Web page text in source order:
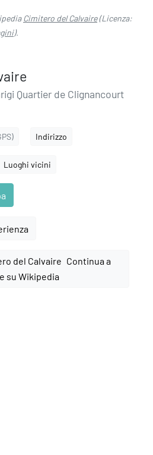
Cimitero del Calvaire(Licenza:
).
Quartier de Clignancourt
Indirizzo
Luoghi vicini
Continua a
su Wikipedia